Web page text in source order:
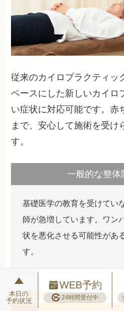
従来のカイロプラクティッ
ベースにした新しいカイロ
い症状に対応可能です。赤
まで、安心して施術を受け
す。
一般的な整
基礎医学の教育を受けてい
師が急増しています。ワン
状を悪化させる可能性があ
す。
本日の
予約状況
WEB予約
24時間受付中